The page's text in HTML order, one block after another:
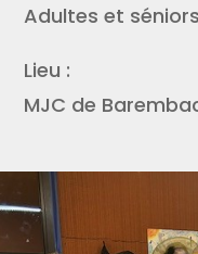
Adultes et
Lieu :
MJC de